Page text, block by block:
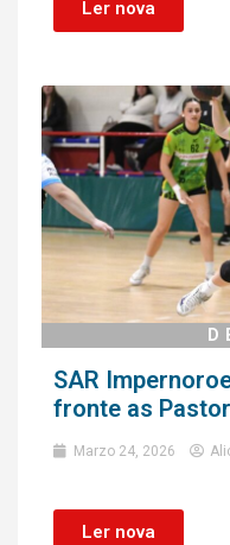
Ler nova
SAR
fronte as
Marzo 24, 2026
Ler nova